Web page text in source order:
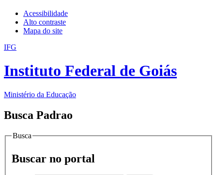
Acessibilidade
Alto contraste
Mapa do site
IFG
Instituto Federal de Goiás
Ministério da Educação
Busca Padrao
Busca
Buscar no portal